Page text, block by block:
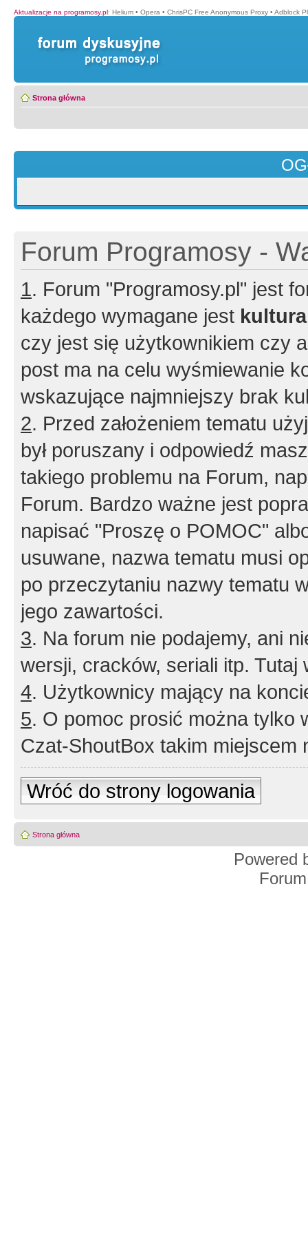
Aktualizacje na programosy.pl: Helium • Opera • ChrisPC Free Anonymous Proxy • Adblock
Strona główna
Forum Programosy -
1. Forum "Programosy.pl" jest
każdego wymagane jest
czy jest się użytkownikiem czy
post ma na celu wyśmiewanie
wskazujące najmniejszy brak
2. Przed założeniem tematu
był poruszany i odpowiedź
takiego problemu na Forum,
Forum. Bardzo ważne jest
napisać "Proszę o POMOC"
usuwane, nazwa tematu musi
po przeczytaniu nazwy tematu
jego zawartości.
3. Na forum nie podajemy, ani
wersji, cracków, seriali itp. Tutaj
4. Użytkownicy mający na
5. O pomoc prosić można tylko
Czat-ShoutBox takim miejscem
Wróć do strony logowania
Strona główna
Powered